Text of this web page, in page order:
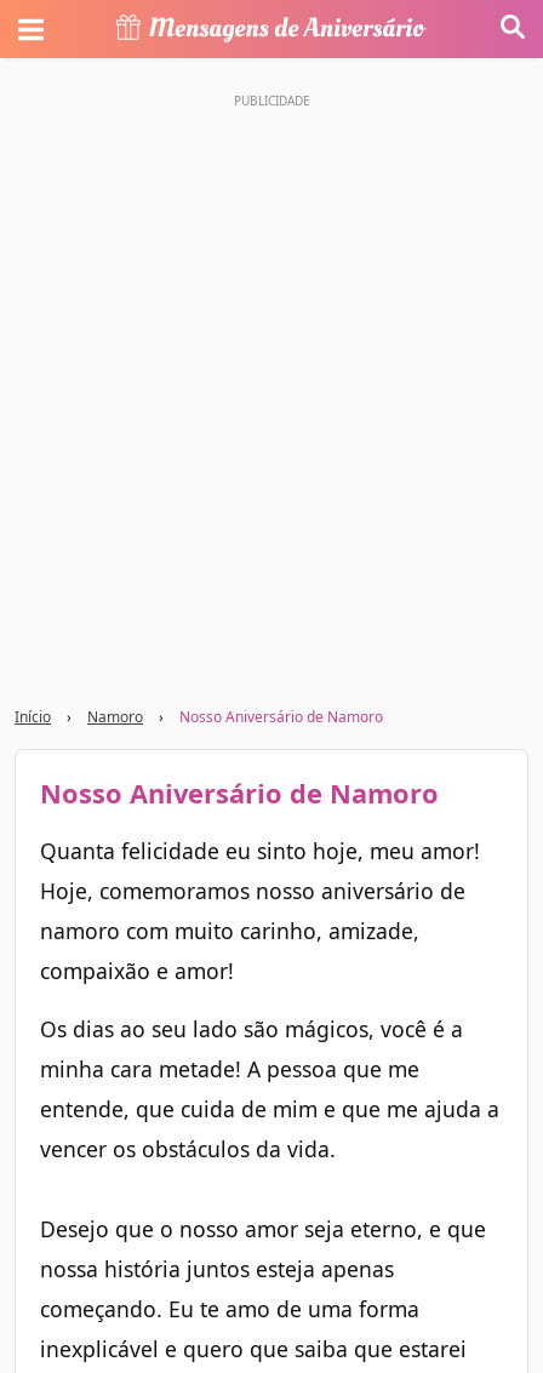
Início › Namoro › Nosso Aniversário de Namoro
Nosso Aniversário de Namoro
Quanta felicidade eu sinto hoje, meu amor!
Hoje, comemoramos nosso aniversário de
namoro com muito carinho, amizade,
compaixão e amor!
Os dias ao seu lado são mágicos, você é a
minha cara metade! A pessoa que me
entende, que cuida de mim e que me ajuda a
vencer os obstáculos da vida.
Desejo que o nosso amor seja eterno, e que
nossa história juntos esteja apenas
começando. Eu te amo de uma forma
inexplicável e quero que saiba que estarei